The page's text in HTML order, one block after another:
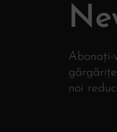
Abonați-
noi